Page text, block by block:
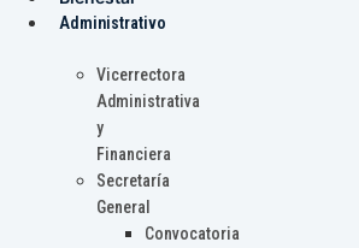
Administrativo
Vicerrectora
Administrativa
y
Financiera
Secretaría
General
Convocatoria